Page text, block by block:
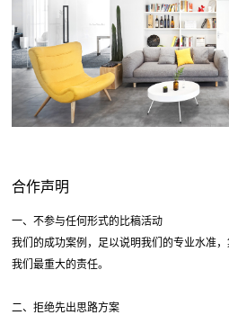
合作声明
一、不参与任何形式的比稿活动
我们的成功案例，足以说明我们的专业水准
我们最重大的责任。
二、拒绝先出思路方案